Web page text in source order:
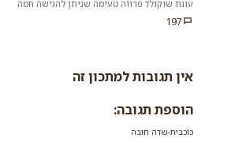
עוגת שוקולד פרווה טעימה שניתן להגישה חמה
197
אין תגובות למתכון זה
הוספת תגובה:
כוכבית-שדה חובה